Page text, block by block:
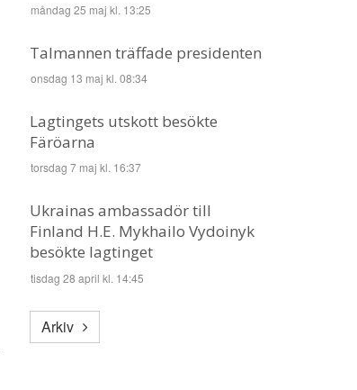
måndag 25 maj kl. 13:25
Talmannen träffade presidenten
onsdag 13 maj kl. 08:34
Lagtingets utskott besökte
Färöarna
torsdag 7 maj kl. 16:37
Ukrainas ambassadör till
Finland H.E. Mykhailo Vydoinyk
besökte lagtinget
tisdag 28 april kl. 14:45
Arkiv